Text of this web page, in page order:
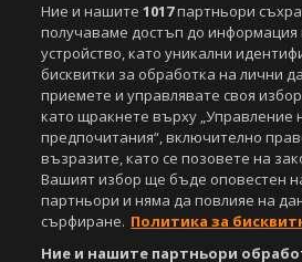
За нас Екип За рекламa
Общи
Етични правила на НСС
Лични данни
Управление на предпочитания
Съдържанието на този уеб сайт и
под закрила на Закона за авторското
Всички статии, репортажи, интервюта и
видео материали, публикувани в сайта, са
Спортал, освен ако изрично е посочено
публикуване на текстови материали само
Агенция Спортал, посочване на източника
www.sportal.bg. Използването на
Ние и нашите1017партньори
получаваме достъп до
устройство, като уникални
бисквитки за обработка на лични
приемете и управлявате своя
като щракнете върху „Управление
предпочитания“, включително
възразите, като се позовете на
Вашият избор ще бъде оповестен
партньори и няма да повлияе на
сърфиране. Политика за
Ние и нашите партньори